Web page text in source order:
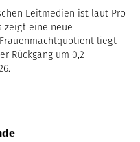
Leitmedien ist laut Pro
zeigt eine neue
liegt
Rückgang um 0,2